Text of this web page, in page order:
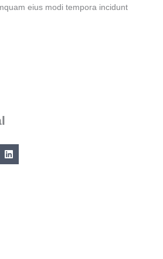
eius modi tempora incidunt